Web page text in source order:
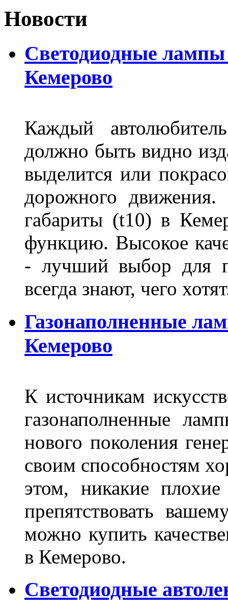
Новости
Светодиодные
Кемерово
Каждый
должно быть видно
выделится или
дорожного
габариты (t10) в
функцию. Высокое
- лучший выбор для
всегда знают, чего
Газонаполненные
Кемерово
К источникам
газонаполненные
нового поколения
своим способностям
этом, никакие
препятствовать
можно купить
в Кемерово.
Светодиодные